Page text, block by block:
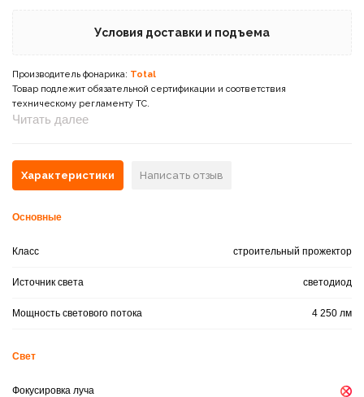
Условия доставки и подъема
Производитель фонарика: Total
Товар подлежит обязательной сертификации и соответствия
техническому регламенту ТС.
Читать далее
Характеристики Написать отзыв
Основные
Класс строительный прожектор
Источник света светодиод
Мощность светового потока 4 250 лм
Свет
Фокусировка луча